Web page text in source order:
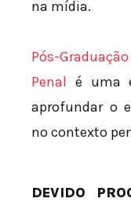
na mídia.
Pós-
Penal é uma
aprofundar o
no contexto
DEVIDO